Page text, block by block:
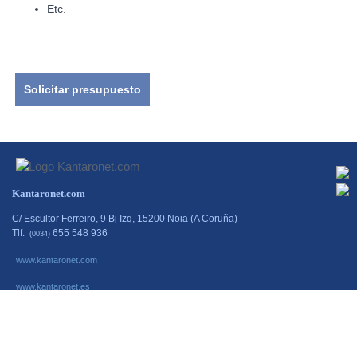
Etc.
Solicitar presupuesto
Kantaronet.com
C/ Escultor Ferreiro, 9 Bj Izq, 15200 Noia (A Coruña)
Tlf: (0034) 655 548 936
www.kantaronet.com
www.kantaronet.es